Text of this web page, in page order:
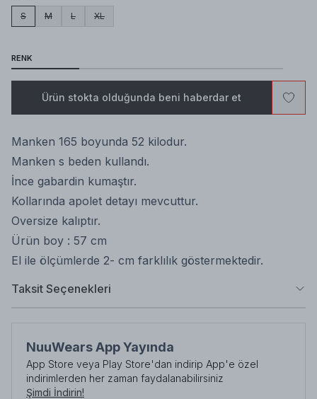
S M L XL
RENK
Ürün stokta olduğunda beni haberdar et
Manken 165 boyunda 52 kilodur.
Manken s beden kullandı.
İnce gabardin kumaştır.
Kollarında apolet detayı mevcuttur.
Oversize kalıptır.
Ürün boy : 57 cm
El ile ölçümlerde 2- cm farklılık göstermektedir.
Taksit Seçenekleri
NuuWears App Yayında
App Store veya Play Store'dan indirip App'e özel
indirimlerden her zaman faydalanabilirsiniz
Şimdi İndirin!